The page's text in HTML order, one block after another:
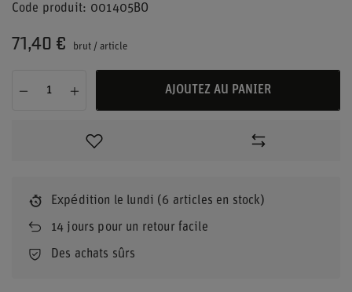
Code produit
001405BO
71,40 € brut / article
AJOUTEZ AU PANIER
Expédition le lundi (6 articles en stock)
14 jours pour un retour facile
Des achats sûrs